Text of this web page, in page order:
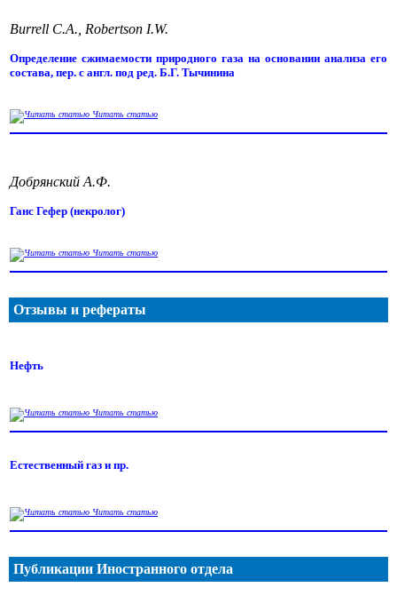
Burrell C.A., Robertson I.W.
Определение сжимаемости природного газа на основании анализа его
состава, пер. с англ. под ред. Б.Г. Тычинина
Читать статью
Добрянский А.Ф.
Ганс Гефер (некролог)
Читать статью
Отзывы и рефераты
Нефть
Читать статью
Естественный газ и пр.
Читать статью
Публикации Иностранного отдела